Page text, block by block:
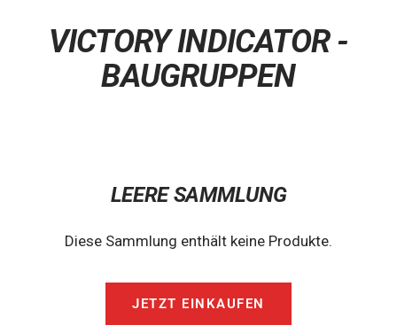
VICTORY INDICATOR -
BAUGRUPPEN
LEERE SAMMLUNG
Diese Sammlung enthält keine Produkte.
JETZT EINKAUFEN